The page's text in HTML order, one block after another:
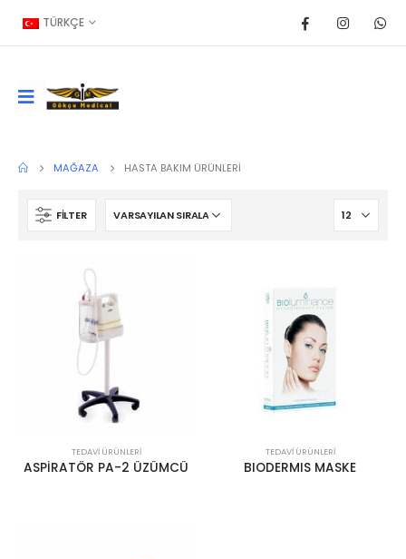
TÜRKÇE
MAĞAZA HASTA BAKIM ÜRÜNLERI
FILTER
TEDAVI ÜRÜNLERI
ASPİRATÖR PA-2 ÜZÜMCÜ
TEDAVI ÜRÜNLERI
BIODERMIS MASKE